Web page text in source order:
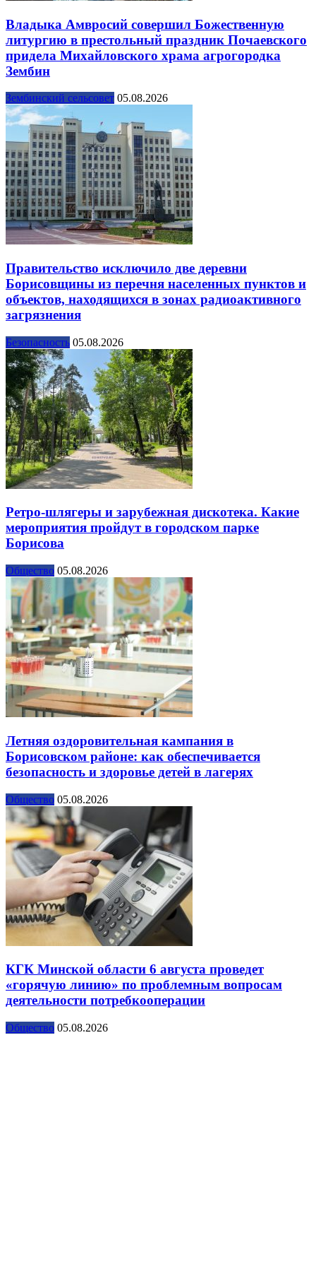
Владыка Амвросий совершил Божественную
литургию в престольный праздник Почаевского
придела Михайловского храма агрогородка
Зембин
Зембинский сельсовет 05.08.2026
Правительство исключило две деревни
Борисовщины из перечня населенных пунктов и
объектов, находящихся в зонах радиоактивного
загрязнения
Безопасность 05.08.2026
Ретро-шлягеры и зарубежная дискотека. Какие
мероприятия пройдут в городском парке
Борисова
Общество 05.08.2026
Летняя оздоровительная кампания в
Борисовском районе: как обеспечивается
безопасность и здоровье детей в лагерях
Общество 05.08.2026
КГК Минской области 6 августа проведет
«горячую линию» по проблемным вопросам
деятельности потребкооперации
Общество 05.08.2026